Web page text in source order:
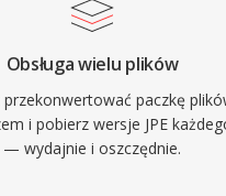
Obsługa wielu plików
paczkę
i pobierz wersje JPE
— wydajnie i oszczędnie.